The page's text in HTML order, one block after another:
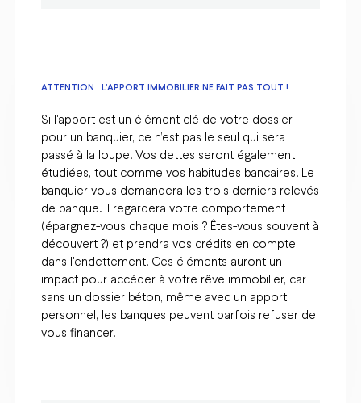
ATTENTION : L’APPORT IMMOBILIER NE FAIT PAS TOUT !
Si l'apport est un élément clé de votre dossier
pour un banquier, ce n’est pas le seul qui sera
passé à la loupe. Vos dettes seront également
étudiées, tout comme vos habitudes bancaires. Le
banquier vous demandera les trois derniers relevés
de banque. Il regardera votre comportement
(épargnez-vous chaque mois ? Êtes-vous souvent à
découvert ?) et prendra vos crédits en compte
dans l'endettement. Ces éléments auront un
impact pour accéder à votre rêve immobilier, car
sans un dossier béton, même avec un apport
personnel, les banques peuvent parfois refuser de
vous financer.